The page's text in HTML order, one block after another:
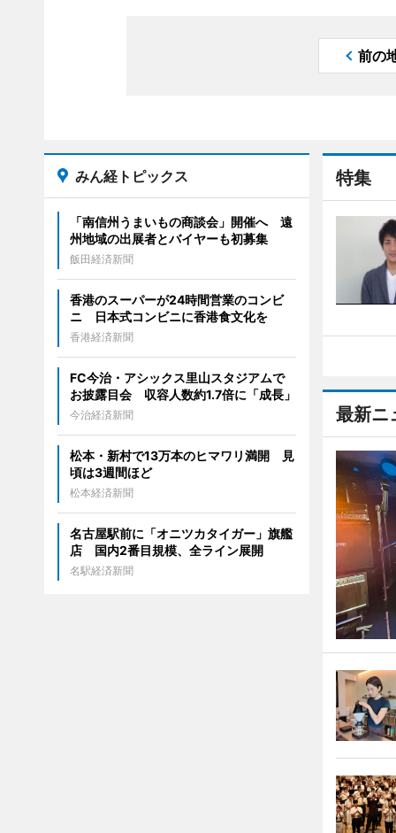
前の
特集
最新ニ
みん経トピックス
「南信州うまいもの商談会」開催へ 遠
州地域の出展者とバイヤーも初募集
飯田経済新聞
香港のスーパーが24時間営業のコンビ
ニ 日本式コンビニに香港食文化を
香港経済新聞
FC今治・アシックス里山スタジアムで
お披露目会 収容人数約1.7倍に「成長」
今治経済新聞
松本・新村で13万本のヒマワリ満開 見
頃は3週間ほど
松本経済新聞
名古屋駅前に「オニツカタイガー」旗艦
店 国内2番目規模、全ライン展開
名駅経済新聞